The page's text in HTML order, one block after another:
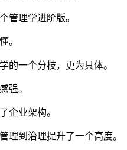
管理学进阶版。
。
的一个分枝，更为具体。
强。
企业架构。
理到治理提升了一个高度。